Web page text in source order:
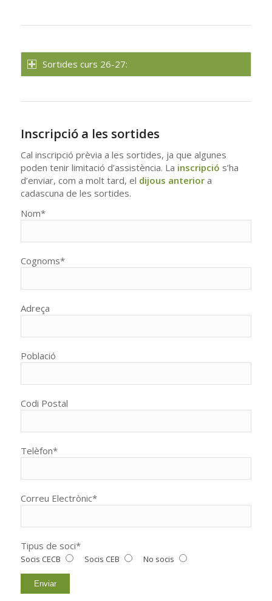
Sortides curs 26-27:
Inscripció a les sortides
Cal inscripció prèvia a les sortides, ja que algunes
poden tenir limitació d’assistència. La inscripció s’ha
d’enviar, com a molt tard, el dijous anteriora
cadascuna de les sortides.
Nom*
Cognoms*
Adreça
Població
Codi Postal
Telèfon*
Correu Electrònic*
Tipus de soci*
Socis CECB Socis CEB No socis